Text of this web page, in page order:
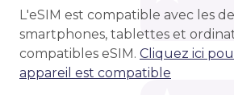
L'eSIM est compatible avec les
smartphones, tablettes et
compatibles eSIM. Cliquez ici
appareil est compatible